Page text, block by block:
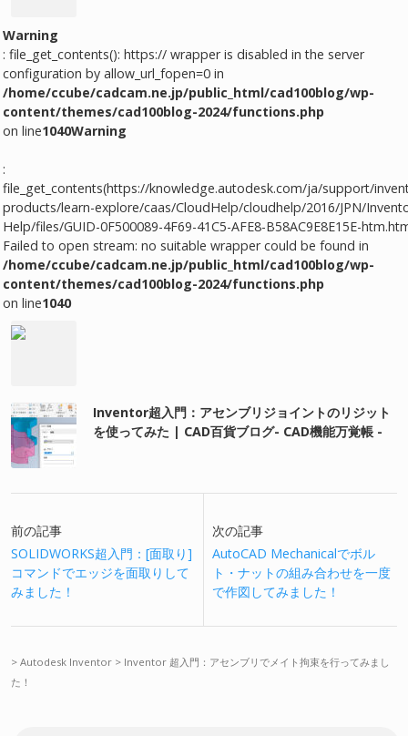
Warning
: file_get_contents(): https:// wrapper is disabled in the server
configuration by allow_url_fopen=0 in
/home/ccube/cadcam.ne.jp/public_html/cad100blog/wp-
content/themes/cad100blog-2024/functions.php
on line1040Warning
:
file_get_contents(https://knowledge.autodesk.com/ja/support/
products/learn-explore/caas/CloudHelp/cloudhelp/2016/JPN/
Help/files/GUID-0F500089-4F69-41C5-AFE8-B58AC9E8E15E-
Failed to open stream: no suitable wrapper could be found in
/home/ccube/cadcam.ne.jp/public_html/cad100blog/wp-
content/themes/cad100blog-2024/functions.php
on line1040
Inventor超入門：アセンブリジョイントのリジット
を使ってみた | CAD百貨ブログ- CAD機能万覚帳 -
前の記事
SOLIDWORKS超入門：[面取り]
コマンドでエッジを面取りして
みました！
次の記事
AutoCAD Mechanicalでボル
ト・ナットの組み合わせを一度
で作図してみました！
> Autodesk Inventor > Inventor 超入門：アセンブリでメイト拘束を行ってみまし
た！